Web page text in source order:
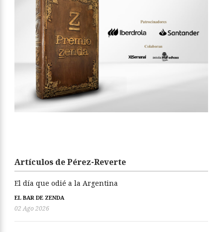
Artículos de Pérez-Reverte
El día que odié a la Argentina
EL BAR DE ZENDA
02 Ago 2026